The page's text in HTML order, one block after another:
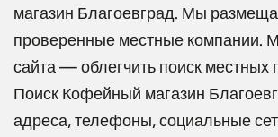
магазин Благоевград. Мы
проверенные местные компании.
сайта — облегчить поиск местных
Поиск Кофейный магазин
адреса, телефоны, социальные